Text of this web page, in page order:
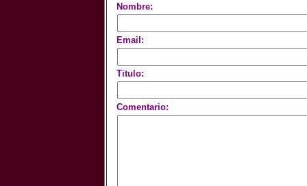
Nombre:
Email:
Titulo:
Comentario: